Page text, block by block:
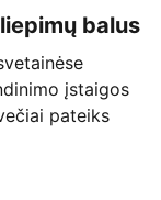
balus
įstaigos
pateiks